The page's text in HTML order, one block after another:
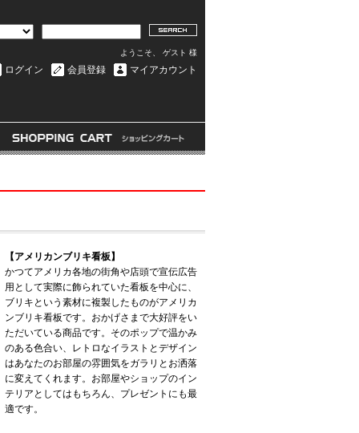
ようこそ、 ゲスト 様
マイアカウント
会員登録
ログイン
【アメリカンブリキ看板】
かつてアメリカ各地の街角や店頭で宣伝広告
用として実際に飾られていた看板を中心に、
ブリキという素材に複製したものがアメリカ
ンブリキ看板です。おかげさまで大好評をい
ただいている商品です。そのポップで温かみ
のある色合い、レトロなイラストとデザイン
はあなたのお部屋の雰囲気をガラリとお洒落
に変えてくれます。お部屋やショップのイン
テリアとしてはもちろん、プレゼントにも最
適です。